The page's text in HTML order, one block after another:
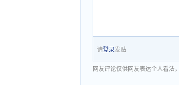
请登录发贴
网友评论仅供网友表达个人看法